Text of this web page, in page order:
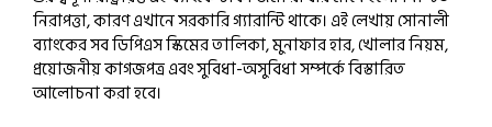
নিরাপত্তা, কারণ এখানে সরকারি গ্যারান্টি থাকে। এই লেখায় সোনালী
ব্যাংকের সব ডিপিএস স্কিমের তালিকা, মুনাফার হার, খোলার নিয়ম,
প্রয়োজনীয় কাগজপত্র এবং সুবিধা-অসুবিধা সম্পর্কে বিস্তারিত
আলোচনা করা হবে।